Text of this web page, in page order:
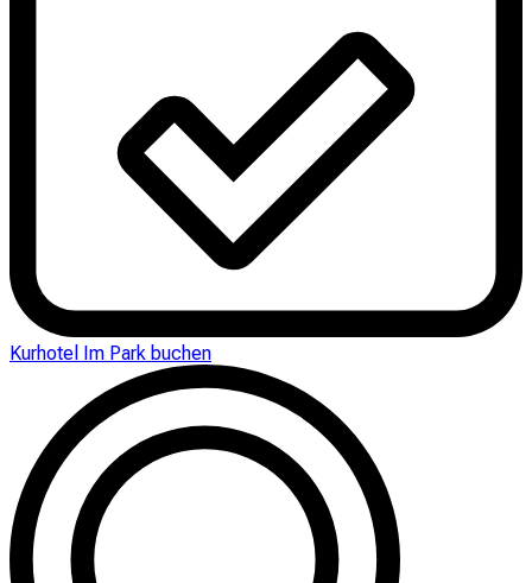
Kurhotel Im Park buchen